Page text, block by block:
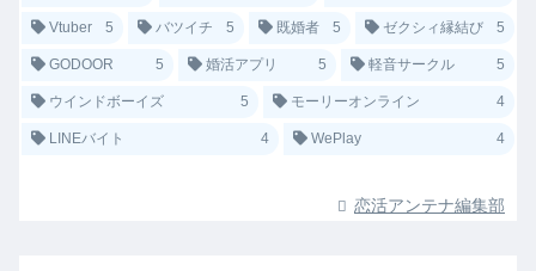
Vtuber 5 バツイチ 5 既婚者 5 ゼクシィ縁結び 5
GODOOR 5 婚活アプリ 5 軽音サークル 5
ウインドボーイズ 5 モーリーオンライン 4
LINEバイト 4 WePlay 4
恋活アンテナ編集部